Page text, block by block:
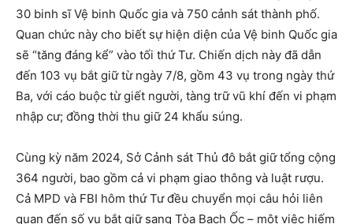
30 binh sĩ Vệ binh Quốc gia và 750 cảnh sát thành phố.
Quan chức này cho biết sự hiện diện của Vệ binh Quốc gia
sẽ “tăng đáng kể” vào tối thứ Tư. Chiến dịch này đã dẫn
đến 103 vụ bắt giữ từ ngày 7/8, gồm 43 vụ trong ngày thứ
Ba, với cáo buộc từ giết người, tàng trữ vũ khí đến vi phạm
nhập cư; đồng thời thu giữ 24 khẩu súng.
Cùng kỳ năm 2024, Sở Cảnh sát Thủ đô bắt giữ tổng cộng
364 người, bao gồm cả vi phạm giao thông và luật rượu.
Cả MPD và FBI hôm thứ Tư đều chuyển mọi câu hỏi liên
quan đến số vụ bắt giữ sang Tòa Bạch Ốc – một việc hiếm